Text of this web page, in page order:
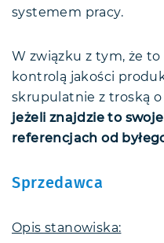
systemem pracy.
W związku z tym, że
kontrolą jakości
skrupulatnie z troską o
jeżeli znajdzie to
referencjach od
Sprzedawca
Opis stanowiska: